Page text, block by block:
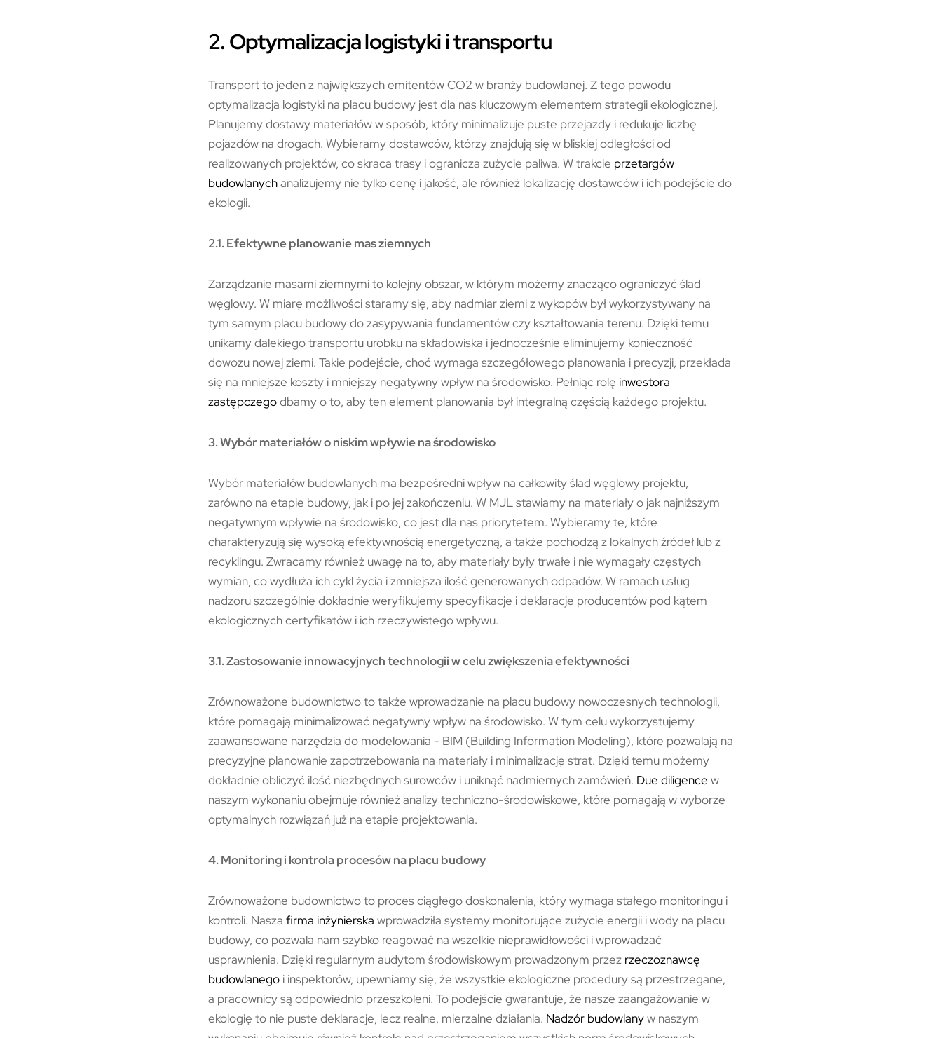
2. Optymalizacja logistyki i transportu
Transport to jeden z największych emitentów CO2 w branży budowlanej. Z tego powodu
optymalizacja logistyki na placu budowy jest dla nas kluczowym elementem strategii ekologicznej.
Planujemy dostawy materiałów w sposób, który minimalizuje puste przejazdy i redukuje liczbę
pojazdów na drogach. Wybieramy dostawców, którzy znajdują się w bliskiej odległości od
realizowanych projektów, co skraca trasy i ogranicza zużycie paliwa. W trakcie przetargów
budowlanychanalizujemy nie tylko cenę i jakość, ale również lokalizację dostawców i ich podejście do
ekologii.
2.1. Efektywne planowanie mas ziemnych
Zarządzanie masami ziemnymi to kolejny obszar, w którym możemy znacząco ograniczyć ślad
węglowy. W miarę możliwości staramy się, aby nadmiar ziemi z wykopów był wykorzystywany na
tym samym placu budowy do zasypywania fundamentów czy kształtowania terenu. Dzięki temu
unikamy dalekiego transportu urobku na składowiska i jednocześnie eliminujemy konieczność
dowozu nowej ziemi. Takie podejście, choć wymaga szczegółowego planowania i precyzji, przekłada
się na mniejsze koszty i mniejszy negatywny wpływ na środowisko. Pełniąc rolę inwestora
zastępczegodbamy o to, aby ten element planowania był integralną częścią każdego projektu.
3. Wybór materiałów o niskim wpływie na środowisko
Wybór materiałów budowlanych ma bezpośredni wpływ na całkowity ślad węglowy projektu,
zarówno na etapie budowy, jak i po jej zakończeniu. W MJL stawiamy na materiały o jak najniższym
negatywnym wpływie na środowisko, co jest dla nas priorytetem. Wybieramy te, które
charakteryzują się wysoką efektywnością energetyczną, a także pochodzą z lokalnych źródeł lub z
recyklingu. Zwracamy również uwagę na to, aby materiały były trwałe i nie wymagały częstych
wymian, co wydłuża ich cykl życia i zmniejsza ilość generowanych odpadów. W ramach usług
nadzoru szczególnie dokładnie weryfikujemy specyfikacje i deklaracje producentów pod kątem
ekologicznych certyfikatów i ich rzeczywistego wpływu.
3.1. Zastosowanie innowacyjnych technologii w celu zwiększenia efektywności
Zrównoważone budownictwo to także wprowadzanie na placu budowy nowoczesnych technologii,
które pomagają minimalizować negatywny wpływ na środowisko. W tym celu wykorzystujemy
zaawansowane narzędzia do modelowania - BIM (Building Information Modeling), które pozwalają na
precyzyjne planowanie zapotrzebowania na materiały i minimalizację strat. Dzięki temu możemy
dokładnie obliczyć ilość niezbędnych surowców i uniknąć nadmiernych zamówień. Due diligence w
naszym wykonaniu obejmuje również analizy techniczno-środowiskowe, które pomagają w wyborze
optymalnych rozwiązań już na etapie projektowania.
4. Monitoring i kontrola procesów na placu budowy
Zrównoważone budownictwo to proces ciągłego doskonalenia, który wymaga stałego monitoringu i
kontroli. Nasza firma inżynierska wprowadziła systemy monitorujące zużycie energii i wody na placu
budowy, co pozwala nam szybko reagować na wszelkie nieprawidłowości i wprowadzać
usprawnienia. Dzięki regularnym audytom środowiskowym prowadzonym przez rzeczoznawcę
budowlanego i inspektorów, upewniamy się, że wszystkie ekologiczne procedury są przestrzegane,
a pracownicy są odpowiednio przeszkoleni. To podejście gwarantuje, że nasze zaangażowanie w
ekologię to nie puste deklaracje, lecz realne, mierzalne działania. Nadzór budowlanyw naszym